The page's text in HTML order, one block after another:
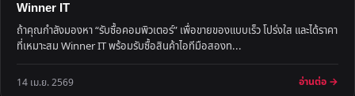
Winner IT
ถ้าคุณกำลังมองหา “รับซื้อคอมพิวเตอร์” เพื่อขายของแบบเร็ว โปร่งใส และได้ราคา
ที่เหมาะสม Winner IT พร้อมรับซื้อสินค้าไอทีมือสองท...
14 เม.ย. 2569 อ่านต่อ →